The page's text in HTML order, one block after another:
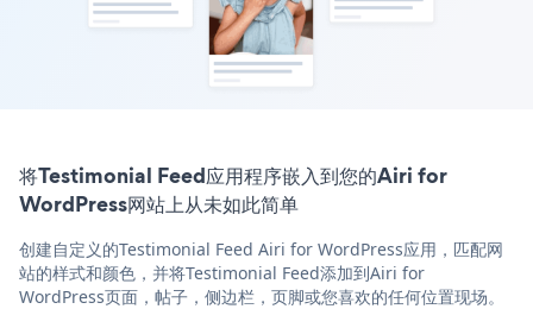
将Testimonial Feed应用程序嵌入到您的Airi for
WordPress网站上从未如此简单
创建自定义的Testimonial Feed Airi for WordPress应用，匹配网
站的样式和颜色，并将Testimonial Feed添加到Airi for
WordPress页面，帖子，侧边栏，页脚或您喜欢的任何位置现场。